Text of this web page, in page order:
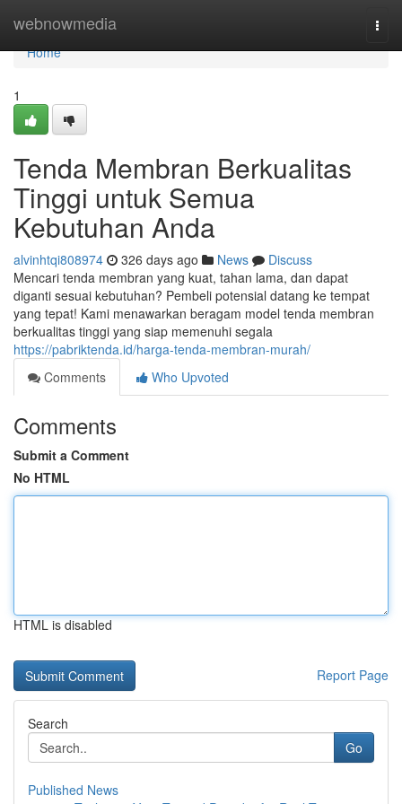
webnowmedia
Home
Home
1
Tenda Membran Berkualitas
Tinggi untuk Semua
Kebutuhan Anda
alvinhtqi808974 326 days ago News
Discuss
Mencari tenda membran yang kuat, tahan lama, dan dapat
diganti sesuai kebutuhan? Pembeli potensial datang ke tempat
yang tepat! Kami menawarkan beragam model tenda membran
berkualitas tinggi yang siap memenuhi segala
https://pabriktenda.id/harga-tenda-membran-murah/
Comments
Who Upvoted
Comments
Submit a Comment
No HTML
HTML is disabled
Report Page
Search
Go
Published News